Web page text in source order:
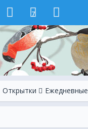
7
Открытки Ежeдневные